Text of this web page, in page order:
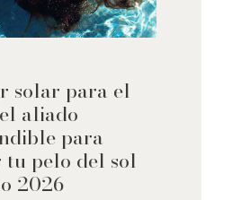
solar para el
aliado
para
pelo del sol
2026